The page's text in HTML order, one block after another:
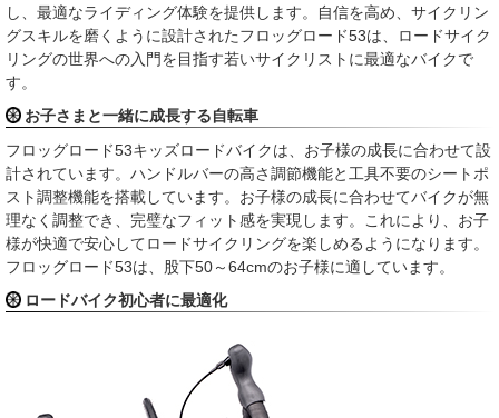
し、最適なライディング体験を提供します。自信を高め、サイクリン
グスキルを磨くように設計されたフロッグロード53は、ロードサイク
リングの世界への入門を目指す若いサイクリストに最適なバイクで
す。
お子さまと一緒に成長する自転車
フロッグロード53キッズロードバイクは、お子様の成長に合わせて設
計されています。ハンドルバーの高さ調節機能と工具不要のシートポ
スト調整機能を搭載しています。お子様の成長に合わせてバイクが無
理なく調整でき、完璧なフィット感を実現します。これにより、お子
様が快適で安心してロードサイクリングを楽しめるようになります。
フロッグロード53は、股下50～64cmのお子様に適しています。
ロードバイク初心者に最適化